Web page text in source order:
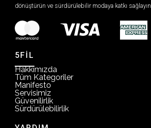
dönüştürün ve sürdürülebilir modaya katkı sağlayın.
5FİL
Hakkımızda
Tüm Kategoriler
Manifesto
Servisimiz
Güvenilirlik
Sürdürülebilirlik